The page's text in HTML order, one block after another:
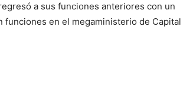
a sus funciones anteriores con un
funciones en el megaministerio de Capital